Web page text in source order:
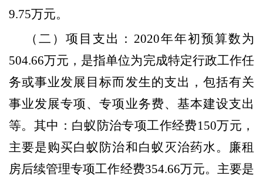
9.75万元。
（二）项目支出： 2020年年初预算数为
504.66万元，是指单位为完成特定行政工作任
务或事业发展目标而发生的支出，包括有关
事业发展专项、专项业务费、基本建设支出
等。其中：白蚁防治专项工作经费150万元，
主要是购买白蚁防治和白蚁灭治药水。廉租
房后续管理专项工作经费354.66万元。主要是